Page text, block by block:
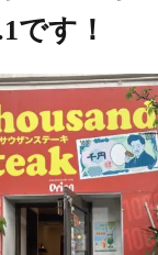
です！